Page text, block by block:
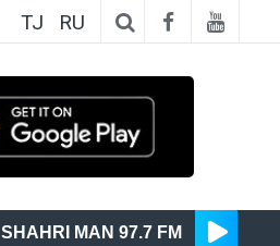
TJ RU
SHAHRI MAN 97.7 FM